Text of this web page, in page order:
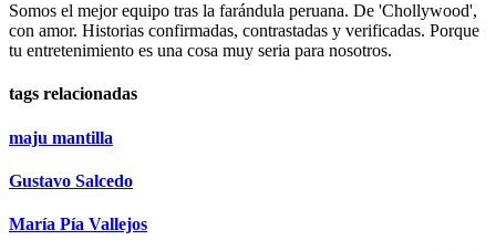
Somos el mejor equipo tras la farándula peruana. De 'Chollywood',
con amor. Historias confirmadas, contrastadas y verificadas. Porque
tu entretenimiento es una cosa muy seria para nosotros.
tags relacionadas
maju mantilla
Gustavo Salcedo
María Pía Vallejos